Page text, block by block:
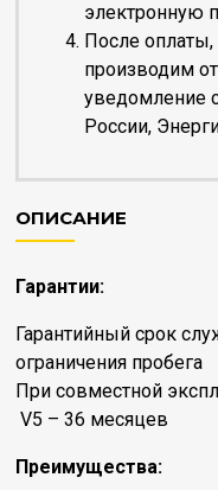
электронную
После оплаты,
производим
уведомление
России,
ОПИСАНИЕ
Гарантии:
Гарантийный срок
ограничения пробега
При совместной
V5 – 36 месяцев
Преимущества: